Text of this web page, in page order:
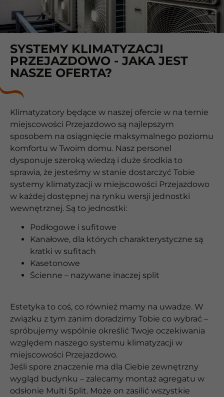
SYSTEMY KLIMATYZACJI
PRZEJAZDOWO - JAKA JEST
NASZE OFERTA?
Klimatyzatory będące w naszej ofercie w na ternie
miejscowości Przejazdowo są najlepszym
sposobem na osiągnięcie maksymalnego poziomu
komfortu w Twoim domu. Nasz personel
dysponuje szeroką wiedzą i duże środkia to
sprawia, że jesteśmy w stanie dostarczyć Tobie
systemy klimatyzacji w miejscowości Przejazdowo
w każdej dostępnej na rynku wersji jednostki
wewnętrznej. Są to jednostki:
Podłogowe i sufitowe
Kanałowe, dla których charakterystyczne są
kratki w sufitach
Kasetonowe
Ścienne – nazywane inaczej split
Estetyka to coś, co również mamy na uwadze. W
związku z tym zanim doradzimy Tobie co wybrać –
spróbujemy wspólnie określić Twoje oczekiwania
względem naszego systemu klimatyzacji w
miejscowości Przejazdowo.
Jeśli spore znaczenie ma dla Ciebie zewnętrzny
wygląd budynku – zalecamy montaż agregatu w
odsłonie Multi Split. Może on zasilić wszystkie